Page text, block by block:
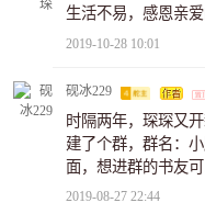
生活不易，感恩亲
2019-10-28 10:01
砚冰229
时隔两年，琛琛又开新书了
建了个群，群名：小顾E
面，想进群的书友
2019-08-27 22:44